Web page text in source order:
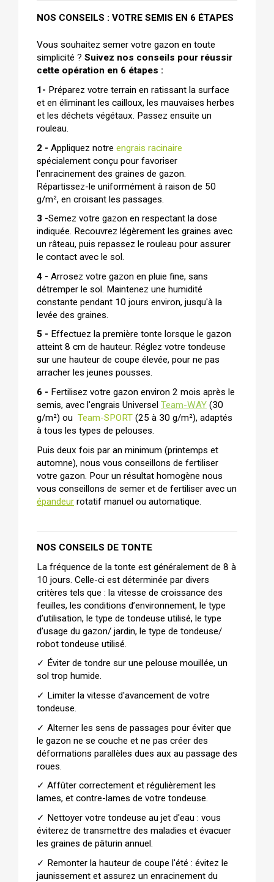
NOS CONSEILS : VOTRE SEMIS EN 6 ÉTAPES
Vous souhaitez semer votre gazon en toute
simplicité ? Suivez nos conseils pour réussir
cette opération en 6 étapes :
1- Préparez votre terrain en ratissant la surface
et en éliminant les cailloux, les mauvaises herbes
et les déchets végétaux. Passez ensuite un
rouleau.
2 - Appliquez notre engrais racinaire
spécialement conçu pour favoriser
l'enracinement des graines de gazon.
Répartissez-le uniformément à raison de 50
g/m², en croisant les passages.
3 -Semez votre gazon en respectant la dose
indiquée. Recouvrez légèrement les graines avec
un râteau, puis repassez le rouleau pour assurer
le contact avec le sol.
4 - Arrosez votre gazon en pluie fine, sans
détremper le sol. Maintenez une humidité
constante pendant 10 jours environ, jusqu'à la
levée des graines.
5 - Effectuez la première tonte lorsque le gazon
atteint 8 cm de hauteur. Réglez votre tondeuse
sur une hauteur de coupe élevée, pour ne pas
arracher les jeunes pousses.
6 - Fertilisez votre gazon environ 2 mois après le
semis, avec l'engrais Universel Team-WAY (30
g/m²) ou Team-SPORT (25 à 30 g/m²), adaptés
à tous les types de pelouses.
Puis deux fois par an minimum (printemps et
automne), nous vous conseillons de fertiliser
votre gazon. Pour un résultat homogène nous
épandeur rotatif manuel ou automatique.
NOS CONSEILS DE TONTE
La fréquence de la tonte est généralement de 8 à
10 jours. Celle-ci est déterminée par divers
critères tels que : la vitesse de croissance des
feuilles, les conditions d’environnement, le type
d’utilisation, le type de tondeuse utilisé, le type
d’usage du gazon/ jardin, le type de tondeuse/
robot tondeuse utilisé.
✓ Éviter de tondre sur une pelouse mouillée, un
sol trop humide.
✓ Limiter la vitesse d'avancement de votre
tondeuse.
✓ Alterner les sens de passages pour éviter que
le gazon ne se couche et ne pas créer des
déformations parallèles dues aux au passage des
roues.
✓ Affûter correctement et régulièrement les
lames, et contre-lames de votre tondeuse.
✓ Nettoyer votre tondeuse au jet d'eau : vous
éviterez de transmettre des maladies et évacuer
les graines de pâturin annuel.
✓ Remonter la hauteur de coupe l'été : évitez le
jaunissement et assurez un enracinement du